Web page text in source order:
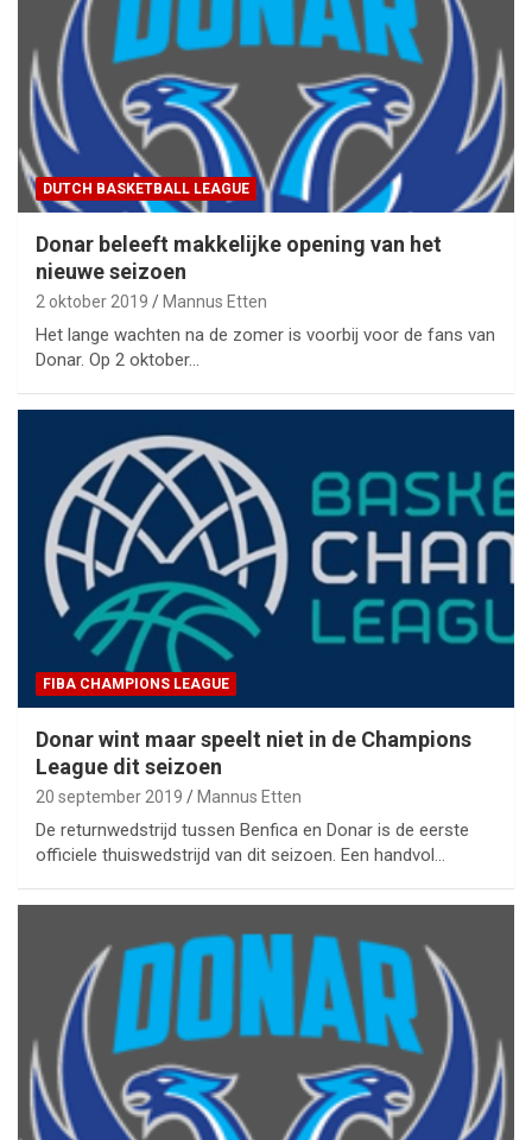
DUTCH BASKETBALL LEAGUE
Donar beleeft makkelijke opening van het
nieuwe seizoen
2 oktober 2019 Mannus Etten
Het lange wachten na de zomer is voorbij voor de fans van
Donar. Op 2 oktober…
FIBA CHAMPIONS LEAGUE
Donar wint maar speelt niet in de Champions
League dit seizoen
20 september 2019 Mannus Etten
De returnwedstrijd tussen Benfica en Donar is de eerste
officiele thuiswedstrijd van dit seizoen. Een handvol…